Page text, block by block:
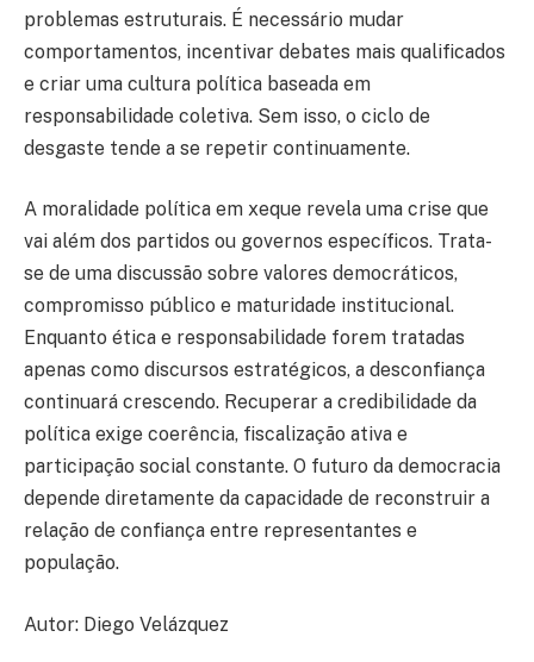
problemas estruturais. É necessário mudar
comportamentos, incentivar debates mais qualificados
e criar uma cultura política baseada em
responsabilidade coletiva. Sem isso, o ciclo de
desgaste tende a se repetir continuamente.
A moralidade política em xeque revela uma crise que
vai além dos partidos ou governos específicos. Trata-
se de uma discussão sobre valores democráticos,
compromisso público e maturidade institucional.
Enquanto ética e responsabilidade forem tratadas
apenas como discursos estratégicos, a desconfiança
continuará crescendo. Recuperar a credibilidade da
política exige coerência, fiscalização ativa e
participação social constante. O futuro da democracia
depende diretamente da capacidade de reconstruir a
relação de confiança entre representantes e
população.
Autor: Diego Velázquez